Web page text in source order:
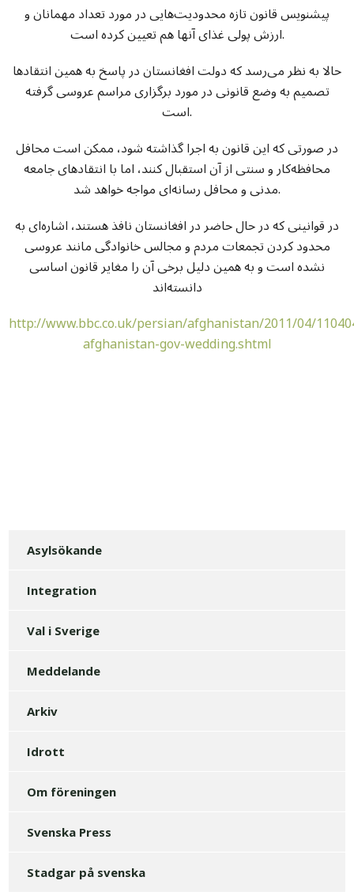
پیشنویس قانون تازه محدودیت‌هایی در مورد تعداد مهمانان و
ارزش پولی غذای آنها هم تعیین کرده است.
حالا به نظر می‌رسد که دولت افغانستان در پاسخ به همین انتقادها
تصمیم به وضع قانونی در مورد برگزاری مراسم عروسی گرفته
است.
در صورتی که این قانون به اجرا گذاشته شود، ممکن است محافل
محافظه‌کار و سنتی از آن استقبال کنند، اما با انتقادهای جامعه
مدنی و محافل رسانه‌ای مواجه خواهد شد.
در قوانینی که در حال حاضر در افغانستان نافذ هستند، اشاره‌ای به
محدود کردن تجمعات مردم و مجالس خانوادگی مانند عروسی
نشده است و به همین دلیل برخی آن را مغایر قانون اساسی
دانسته‌اند
http://www.bbc.co.uk/persian/afghanistan/2011/04/
afghanistan-gov-wedding.shtml
Asylsökande
Integration
Val i Sverige
Meddelande
Arkiv
Idrott
Om föreningen
Svenska Press
Stadgar på svenska